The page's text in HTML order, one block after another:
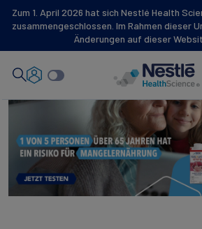
Zum 1. April 2026 hat sich Nestlé Health
zusammengeschlossen. Im Rahmen dieser
Änderungen auf dieser
Skip to main content
Suche
nach
Neuigkeiten
Unsere Expertise